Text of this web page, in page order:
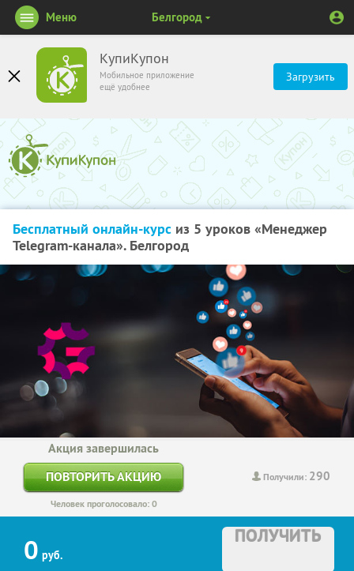
КупиКупон
Мобильное приложение
ещё удобнее
Загрузить
Меню Белгород
Бесплатный онлайн-курс из 5 уроков «Менеджер
Telegram-канала». Белгород
Получили: 290
Акция завершилась
ПОВТОРИТЬ АКЦИЮ
Человек проголосовало: 0
0 руб.
ПОЛУЧИТЬ